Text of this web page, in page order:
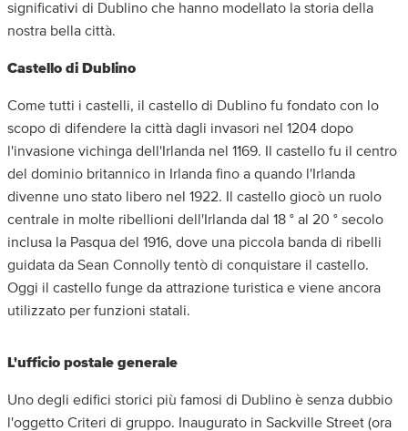
significativi di Dublino che hanno modellato la storia della
nostra bella città.
Castello di Dublino
Come tutti i castelli, il castello di Dublino fu fondato con lo
scopo di difendere la città dagli invasori nel 1204 dopo
l'invasione vichinga dell'Irlanda nel 1169. Il castello fu il centro
del dominio britannico in Irlanda fino a quando l'Irlanda
divenne uno stato libero nel 1922. Il castello giocò un ruolo
centrale in molte ribellioni dell'Irlanda dal 18 ° al 20 ° secolo
inclusa la Pasqua del 1916, dove una piccola banda di ribelli
guidata da Sean Connolly tentò di conquistare il castello.
Oggi il castello funge da attrazione turistica e viene ancora
utilizzato per funzioni statali.
L'ufficio postale generale
Uno degli edifici storici più famosi di Dublino è senza dubbio
l'oggetto Criteri di gruppo. Inaugurato in Sackville Street (ora